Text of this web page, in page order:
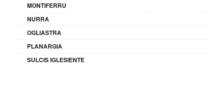
MONTIFERRU
NURRA
OGLIASTRA
PLANARGIA
SULCIS IGLESIENTE